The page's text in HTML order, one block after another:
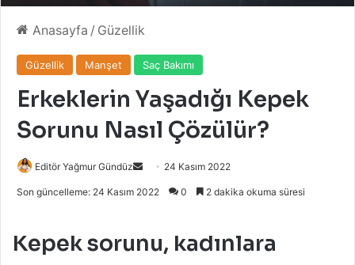
Anasayfa / Güzellik
Güzellik Manşet Saç Bakımı
Erkeklerin Yaşadığı Kepek
Sorunu Nasıl Çözülür?
Editör Yağmur Gündüz
Bir
24 Kasım 2022
Son güncelleme: 24 Kasım 2022 0 2 dakika okuma süresi
Kepek sorunu, kadınlara